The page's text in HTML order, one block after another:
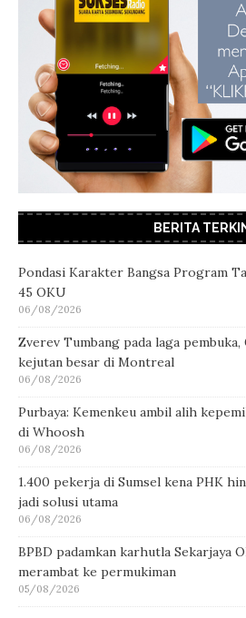
BERITA
Pondasi Karakter Bangsa Program
45 OKU
06/08/2026
Zverev Tumbang pada laga
kejutan besar di Montreal
06/08/2026
Purbaya: Kemenkeu ambil alih
di Whoosh
06/08/2026
1.400 pekerja di Sumsel kena PHK
jadi solusi utama
06/08/2026
BPBD padamkan karhutla Sekarjaya
merambat ke permukiman
05/08/2026